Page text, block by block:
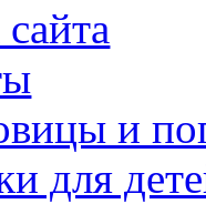
и
для